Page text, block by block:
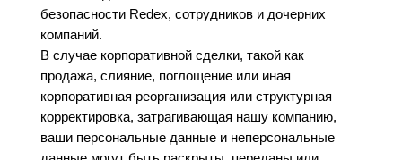
безопасности Redex, сотрудников и дочерних
компаний.
В случае корпоративной сделки, такой как
продажа, слияние, поглощение или иная
корпоративная реорганизация или структурная
корректировка, затрагивающая нашу компанию,
ваши персональные данные и неперсональные